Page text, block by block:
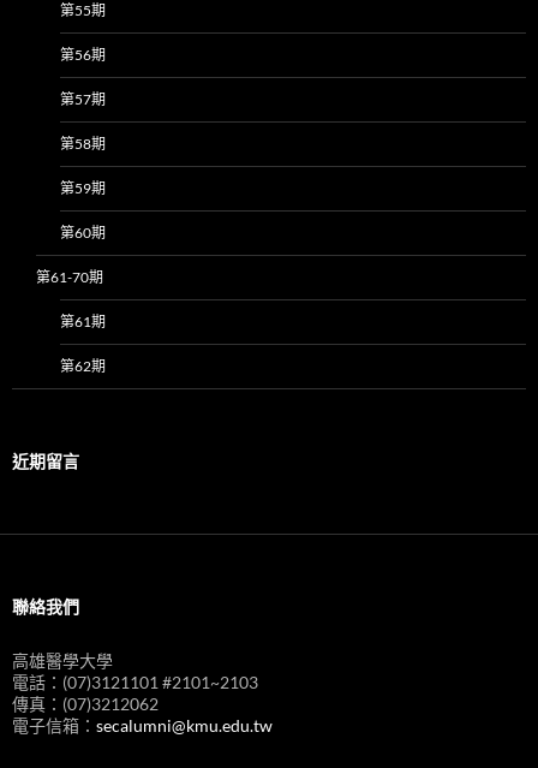
第55期
第56期
第57期
第58期
第59期
第60期
第61-70期
第61期
第62期
近期留言
聯絡我們
高雄醫學大學
電話：(07)3121101 #2101~2103
傳真：(07)3212062
電子信箱： secalumni@kmu.edu.tw